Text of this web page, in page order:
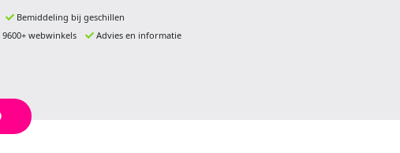
Bemiddeling bij geschillen
webwinkels
Advies en informatie